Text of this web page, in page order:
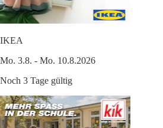
IKEA
Mo. 3.8. - Mo. 10.8.2026
Noch 3 Tage gültig